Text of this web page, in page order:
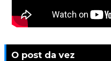
O post da vez